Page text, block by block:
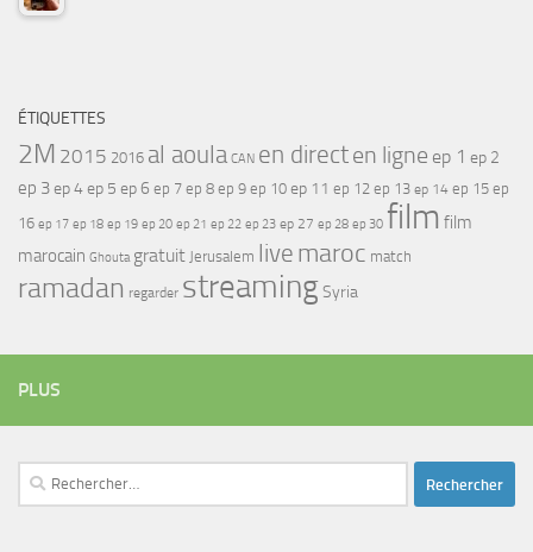
ÉTIQUETTES
2M 2015 2016 al aoula CAN en directen ligne ep 1 ep 2
ep 3ep 4ep 5 ep 6 ep 7 ep 8 ep 9 ep 10 ep 11 ep 12 ep 13 ep 14 ep 15 ep
16 ep 17 ep 18 ep 19 ep 20 ep 21 ep 22 ep 23 ep 27 ep 28 ep 30 film film
marocain Ghouta gratuit Jerusalem live maroc match
ramadan regarder streamingSyria
PLUS
Rechercher :